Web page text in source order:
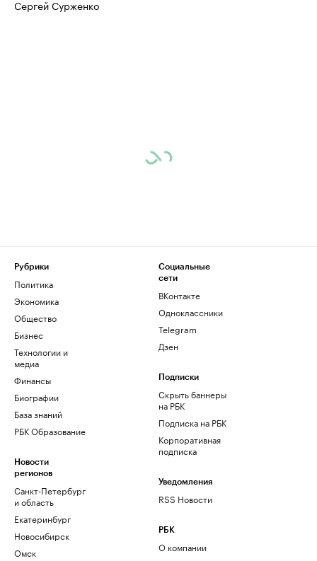
Сергей Сурженко
Рубрики
Политика
Экономика
Общество
Бизнес
Технологии и
медиа
Финансы
Биографии
База знаний
РБК Образование
Новости
регионов
Санкт-Петербург
и область
Екатеринбург
Новосибирск
Омск
Социальные
сети
ВКонтакте
Одноклассники
Telegram
Дзен
Подписки
Скрыть баннеры
на РБК
Подписка на РБК
Корпоративная
подписка
Уведомления
RSS Новости
РБК
О компании